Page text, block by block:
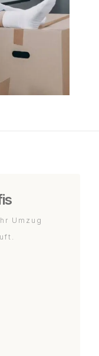
Umzug